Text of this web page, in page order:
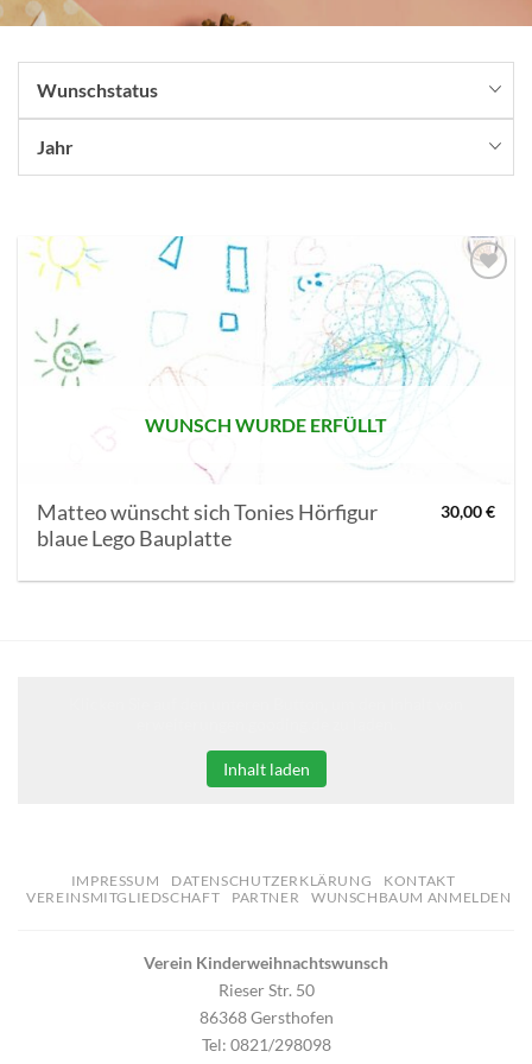
Wunschstatus
Jahr
AUF MEINE
MERKLISTE
SETZEN
WUNSCH WURDE ERFÜLLT
Matteo wünscht sich Tonies Hörfigur
blaue Lego Bauplatte
30,00€
Inhalt laden
IMPRESSUM DATENSCHUTZERKLÄRUNG
KONTAKT
VEREINSMITGLIEDSCHAFT
PARTNER WUNSCHBAUM ANMELDEN
Verein Kinderweihnachtswunsch
Rieser Str. 50
86368 Gersthofen
Tel: 0821/298098